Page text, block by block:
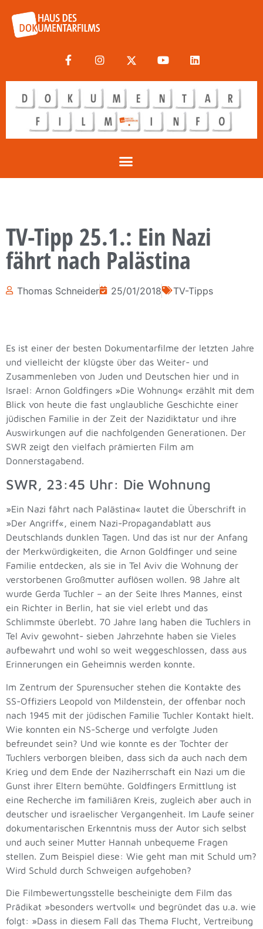
TV-Tipp 25.1.: Ein Nazi
fährt nach Palästina
Thomas Schneider 25/01/2018 TV-Tipps
Es ist einer der besten Dokumentarfilme der letzten Jahre
und vielleicht der klügste über das Weiter- und
Zusammenleben von Juden und Deutschen hier und in
Israel: Arnon Goldfingers »Die Wohnung« erzählt mit dem
Blick von heute die fast unglaubliche Geschichte einer
jüdischen Familie in der Zeit der Nazidiktatur und ihre
Auswirkungen auf die nachfolgenden Generationen. Der
SWR zeigt den vielfach prämierten Film am
Donnerstagabend.
SWR, 23:45 Uhr: Die Wohnung
»Ein Nazi fährt nach Palästina« lautet die Überschrift in
»Der Angriff«, einem Nazi-Propagandablatt aus
Deutschlands dunklen Tagen. Und das ist nur der Anfang
der Merkwürdigkeiten, die Arnon Goldfinger und seine
Familie entdecken, als sie in Tel Aviv die Wohnung der
verstorbenen Großmutter auflösen wollen. 98 Jahre alt
wurde Gerda Tuchler – an der Seite Ihres Mannes, einst
ein Richter in Berlin, hat sie viel erlebt und das
Schlimmste überlebt. 70 Jahre lang haben die Tuchlers in
Tel Aviv gewohnt- sieben Jahrzehnte haben sie Vieles
aufbewahrt und wohl so weit weggeschlossen, dass aus
Erinnerungen ein Geheimnis werden konnte.
Im Zentrum der Spurensucher stehen die Kontakte des
SS-Offiziers Leopold von Mildenstein, der offenbar noch
nach 1945 mit der jüdischen Familie Tuchler Kontakt hielt.
Wie konnten ein NS-Scherge und verfolgte Juden
befreundet sein? Und wie konnte es der Tochter der
Tuchlers verborgen bleiben, dass sich da auch nach dem
Krieg und dem Ende der Naziherrschaft ein Nazi um die
Gunst ihrer Eltern bemühte. Goldfingers Ermittlung ist
eine Recherche im familiären Kreis, zugleich aber auch in
deutscher und israelischer Vergangenheit. Im Laufe seiner
dokumentarischen Erkenntnis muss der Autor sich selbst
und auch seiner Mutter Hannah unbequeme Fragen
stellen. Zum Beispiel diese: Wie geht man mit Schuld um?
Wird Schuld durch Schweigen aufgehoben?
Die Filmbewertungsstelle bescheinigte dem Film das
Prädikat »besonders wertvoll« und begründet das u.a. wie
folgt: »Dass in diesem Fall das Thema Flucht, Vertreibung